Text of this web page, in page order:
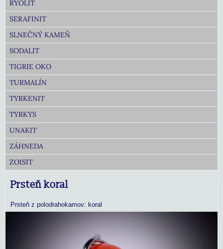
RYOLIT
SERAFINIT
SLNEČNÝ KAMEŇ
SODALIT
TIGRIE OKO
TURMALÍN
TYRKENIT
TYRKYS
UNAKIT
ZÁHNEDA
ZOISIT
Prsteň koral
Prsteň z polodrahokamov: koral